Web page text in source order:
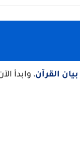
بيان القرآن، وابدأ